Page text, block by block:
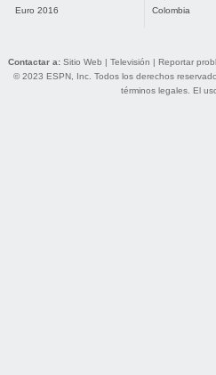
Euro 2016
Colombia
Contactar a: Sitio Web | Televisión | Reportar
© 2023 ESPN, Inc. Todos los derechos
términos legales. El